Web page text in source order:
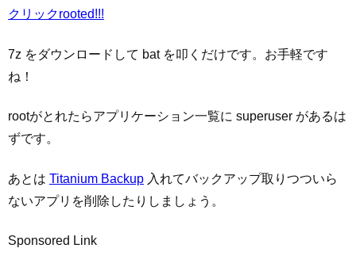
クリックrooted!!!
7z をダウンロードして bat を叩くだけです。お手軽です
ね！
rootがとれたらアプリケーション一覧に superuser があるは
ずです。
あとは Titanium Backup 入れてバックアップ取りつついら
ないアプリを削除したりしましょう。
Sponsored Link